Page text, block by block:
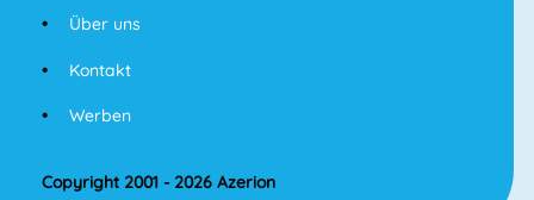
Über uns
Kontakt
Werben
Copyright 2001 - 2026 Azerion